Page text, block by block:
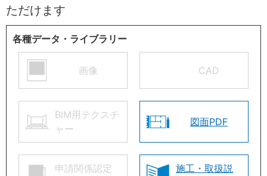
ただけます
各種データ・ライブラリー
画像 CAD
BIM用テクスチ
ャー
図面PDF
申請関係認定
施工・取扱説